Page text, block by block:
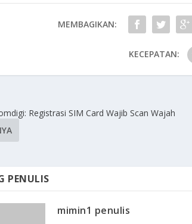
MEMBAGIKAN:
KECEPATAN:
Registrasi SIM Card Wajib Scan Wajah
PENULIS
mimin1 penulis